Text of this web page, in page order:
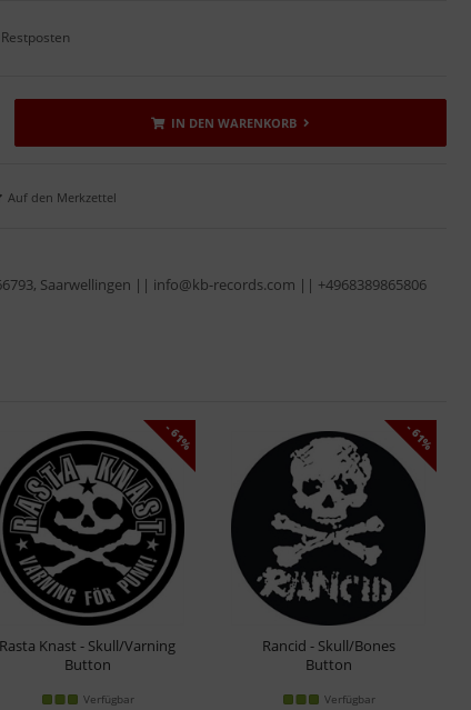
IN DEN WARENKORB
Saarwellingen || info@kb-records.com || +4968389865806
Rasta Knast - Skull/Varning
Button
Verfügbar
- 61%
Rancid - Skull/Bones
Button
Verfügbar
- 61%